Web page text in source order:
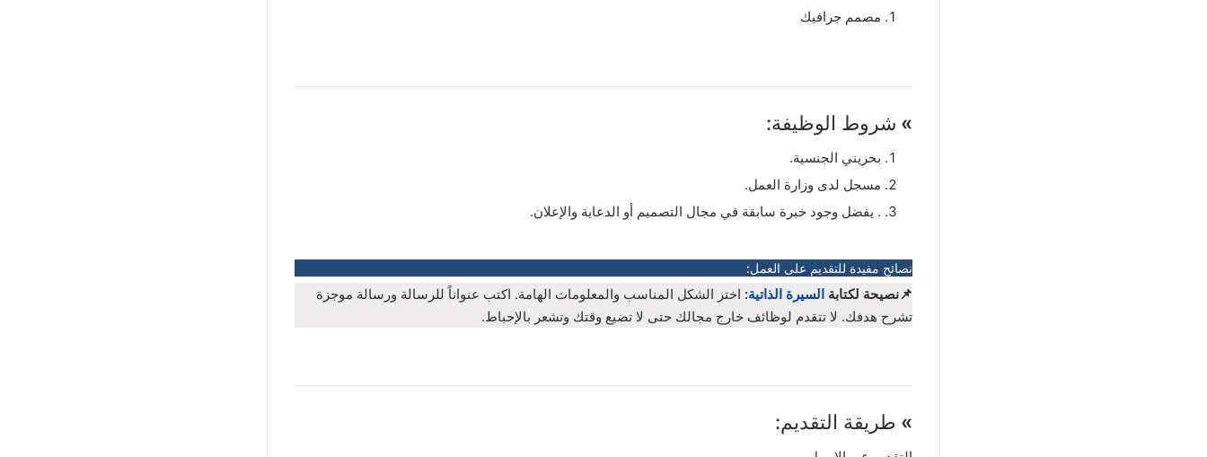
مصمم جرافيك
» شروط الوظيفة:
بحريني الجنسية.
مسجل لدى وزارة العمل.
. يفضل وجود خبرة سابقة في مجال التصميم أو الدعاية والإعلان.
نصائح مفيدة للتقديم على العمل:
📌نصيحة لكتابة السيرة الذاتية: اختر الشكل المناسب والمعلومات الهامة. اكتب عنواناً للرسالة ورسالة موجزة
تشرح هدفك. لا تتقدم لوظائف خارج مجالك حتى لا تضيع وقتك وتشعر بالإحباط.
» طريقة التقديم: